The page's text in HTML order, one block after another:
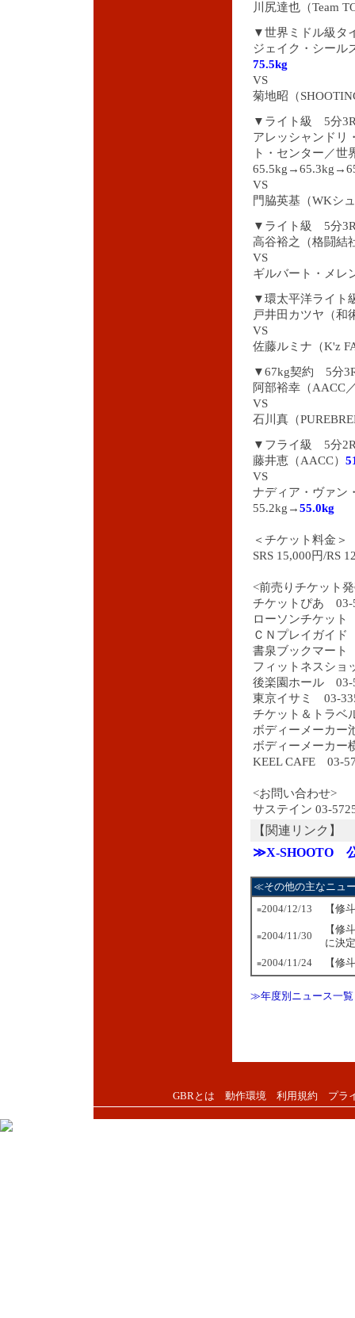
川尻達也（Team
▼世界ミドル級タ
ジェイク・シール
75.5kg
VS
菊地昭（
▼ライト級 5分
アレッシャンドリ
ト・センター／世
VS
門脇英基（WKシ
▼ライト級 5分
高谷裕之（格闘結
VS
ギルバート・メレ
▼環太平洋ライト
戸井田カツヤ（和
VS
佐藤ルミナ（K'z
▼67kg契約 5分
阿部裕幸（AACC
VS
石川真（
▼フライ級 5分
藤井恵（AACC）
VS
ナディア・ヴァン
55.2kg→55.0kg
＜チケット料金＞
SRS 15,000円/RS
<前売りチケット
チケットぴあ 03-
ローソンチケッ
ＣＮプレイガイ
書泉ブックマート
フィットネスショ
後楽園ホール 03-
東京イサミ 03-
チケット＆トラベ
ボディーメーカー
ボディーメーカー
KEEL CAFE 03-
<お問い合わせ>
サステイン 03-
【関連リンク】
≫X-SHOOTO
≪その他の主なニュ
■2004/12/13 【修
■2004/11/30
【修
に決定
■2004/11/24 【修
≫年度別ニュース一覧
GBRとは 動作環境 利用規約 プラ